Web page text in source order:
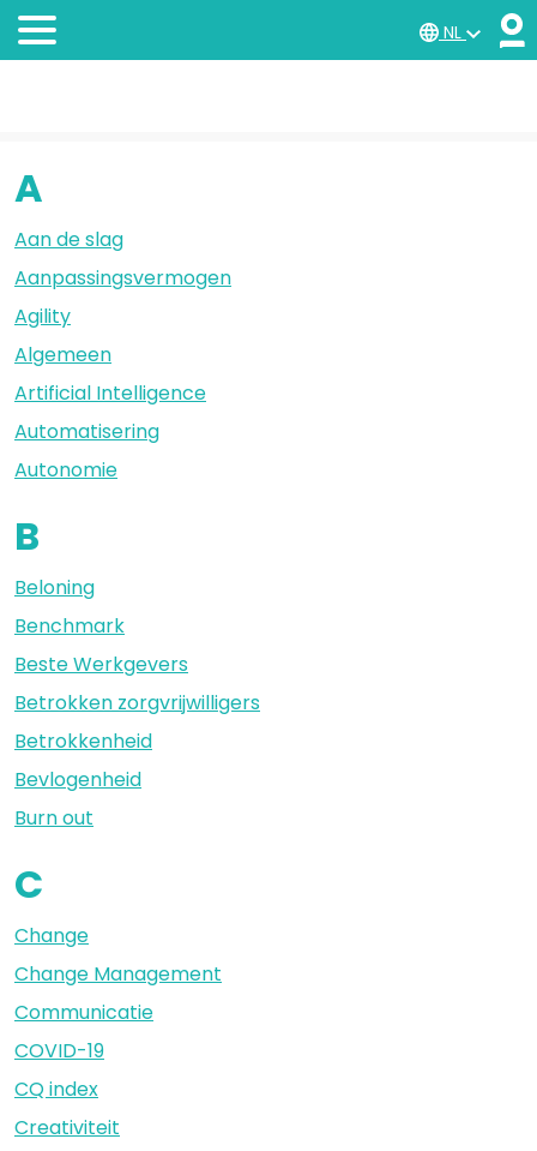
NL
A
Aan de slag
Aanpassingsvermogen
Agility
Algemeen
Artificial Intelligence
Automatisering
Autonomie
B
Beloning
Benchmark
Beste Werkgevers
Betrokken zorgvrijwilligers
Betrokkenheid
Bevlogenheid
Burn out
C
Change
Change Management
Communicatie
COVID-19
CQ index
Creativiteit